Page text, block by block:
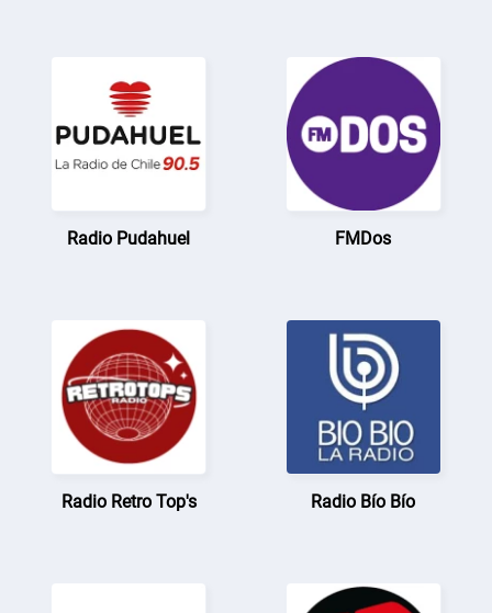
Radio Pudahuel FMDos
Radio Retro Top's Radio Bío Bío